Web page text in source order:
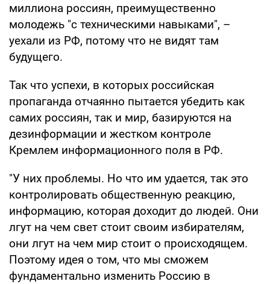
миллиона россиян, преимущественно
молодежь "с техническими навыками", –
уехали из РФ, потому что не видят там
будущего.
Так что успехи, в которых российская
пропаганда отчаянно пытается убедить как
самих россиян, так и мир, базируются на
дезинформации и жестком контроле
Кремлем информационного поля в РФ.
"У них проблемы. Но что им удается, так это
контролировать общественную реакцию,
информацию, которая доходит до людей. Они
лгут на чем свет стоит своим избирателям,
они лгут на чем мир стоит о происходящем.
Поэтому идея о том, что мы сможем
фундаментально изменить Россию в